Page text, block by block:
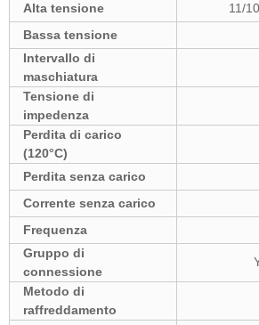
Alta tensione
11/
Bassa tensione
Intervallo di
maschiatura
Tensione di
impedenza
Perdita di carico
(120°C)
Perdita senza carico
Corrente senza carico
Frequenza
Gruppo di
connessione
Metodo di
raffreddamento